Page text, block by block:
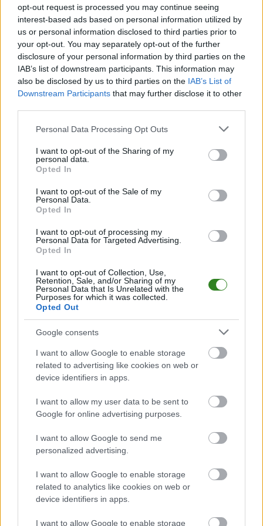
opt-out request is processed you may continue seeing
interest-based ads based on personal information utilized by
us or personal information disclosed to third parties prior to
your opt-out. You may separately opt-out of the further
disclosure of your personal information by third parties on the
IAB’s list of downstream participants. This information may
also be disclosed by us to third parties on the IAB’s List of
Downstream Participants that may further disclose it to other
Please note that this website/app uses one or more Google
not limited to your visit or usage behaviour. You may click to
grant or deny consent to Google and its third-party tags to
use your data for below specified purposes in below Google
consent section.
Personal Data Processing Opt Outs
I want to opt-out of the Sharing of my
personal data.
Opted In
I want to opt-out of the Sale of my
Personal Data.
Opted In
I want to opt-out of processing my
Personal Data for Targeted Advertising.
Opted In
I want to opt-out of Collection, Use,
Retention, Sale, and/or Sharing of my
Personal Data that Is Unrelated with the
Purposes for which it was collected.
Opted Out
Google consents
I want to allow Google to enable storage
related to advertising like cookies on web or
device identifiers in apps.
I want to allow my user data to be sent to
Google for online advertising purposes.
I want to allow Google to send me
personalized advertising.
I want to allow Google to enable storage
related to analytics like cookies on web or
device identifiers in apps.
I want to allow Google to enable storage
Wynik meczu Płomień Morawsko vs Sanoczanka Święte
Po zakończeniu spotkania automatycznie publikujemyoficjalny wynik
spotkania, a także dane meczowe, jeśli są dostępne.
Pełny harmonogram rozgrywek dostępny jest tutaj:Jarosław > Klasa
Okręgowa - terminarz.
Informacje o składach i strzelcach
W miarę dostępności danych, publikujemyskłady wyjściowe,
aktualizujemy zależnie od poziomu ligi i dostępnych źródeł.
Śledź mecze swojej drużyny
Jeśli jesteś kibicem klubu Płomień Morawsko lub Sanoczanka Święte -
zaglądaj tutaj częściej. Nasz serwis regularnie dostarcza informacje o
terminach meczów, wynikach, transferach i newsach klubowych
piłkarskichw województwie. Sprawdź nasze relacje, śledź ulubioną ligę i
bądź na bieżąco z wydarzeniami z boisk!
Płomień Morawsko - Sanoczanka Święte
odbędzie się w
ramach 15. kolejki - IV liga podkarpacka. Spotkanie zostanie rozegrane w
Płomień Morawskoprzystępuje do tego spotkania w roli gospodarza.
Jak drużyna radzi sobie w sezonie 2025/2026 rozgrywek Jarosław > Klasa
Okręgowa przed własną publicznością? Na tej stronie możecie zobaczyć
tabelę uwzględniającą tylko mecze u siebie. W tabeli biorącej pod uwagę
tylko mecze wyjazdowe możecie natomiast sprawdzić jak spisuje się klub
Sanoczanka Święte.
Jarosław > Klasa Okręgowa - sytuacja w tabeli
Przed meczami 15. kolejki - IV liga podkarpacka gospodarze (Płomień
Morawsko) zajmują8. miejscew tabeli. Goście (Sanoczanka Święte)
Poniżej znajdziesz także ostatnie mecze obu drużyn oraz statystyki
bramkowe.
Płomień Morawsko vs. Sanoczanka Święte - relacja, wynik na
żywo, transmisja
Wynik meczu Płomień Morawsko - Sanoczanka Święte znajdziesz na
naszej stronie zaraz po jego zakończeniu. Jeżeli szukasz informacji
meczowych, zajrzyj tutaj:Płomień Morawsko vs. Sanoczanka Święte -
wynik, składy, strzelcy
Jeżeli w internecie lub TV dostępna jest
albo innych spotkań